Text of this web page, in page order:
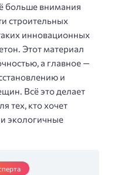
больше внимания
строительных
инновационных
Этот материал
а главное —
и
Всё это делает
тех, кто хочет
экологичные